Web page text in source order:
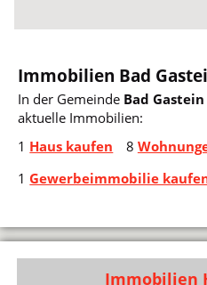
Immobilien Bad
In der Gemeinde Bad Gastein
aktuelle Immobilien:
1 Haus kaufen 8
1Gewerbeimmobilie
Immobilien